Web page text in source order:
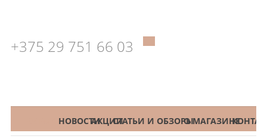
+375 29 751 66 03
КАТАЛОГНОВОСТИАКЦИИСТАТЬИ И ОБЗОРЫО МАГАЗИНЕ